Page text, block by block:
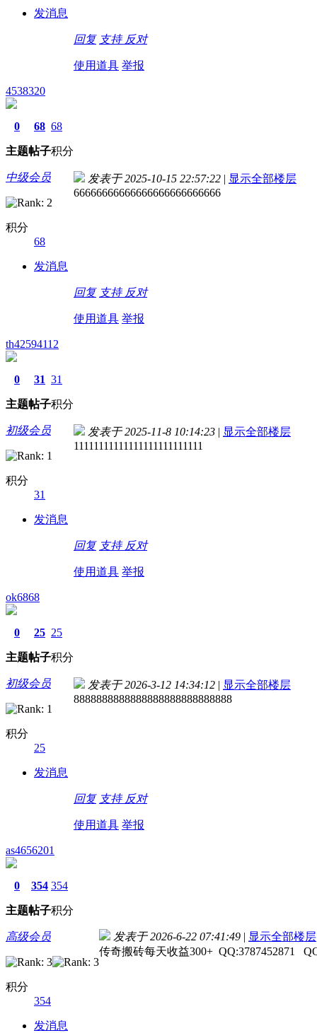
发消息
回复 支持 反对
使用道具 举报
4538320
0
主题
68
帖子
68
积分
中级会员
积分
68
发消息
发表于 2025-10-15 22:57:22 | 显示全部楼层
66666666666666666666666666
回复 支持 反对
使用道具 举报
th42594112
0
主题
31
帖子
31
积分
初级会员
积分
31
发消息
发表于 2025-11-8 10:14:23 | 显示全部楼层
11111111111111111111111111
回复 支持 反对
使用道具 举报
ok6868
0
主题
25
帖子
25
积分
初级会员
积分
25
发消息
发表于 2026-3-12 14:34:12 | 显示全部楼层
8888888888888888888888888888
回复 支持 反对
使用道具 举报
as4656201
0
主题
354
帖子
354
积分
高级会员
积分
354
发消息
发表于 2026-6-22 07:41:49 | 显示全部楼层
传奇搬砖每天收益300+ QQ:3787452871